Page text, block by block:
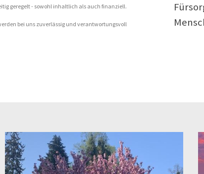
geregelt - sowohl inhaltlich als auch finanziell.
bei uns zuverlässig und verantwortungsvoll